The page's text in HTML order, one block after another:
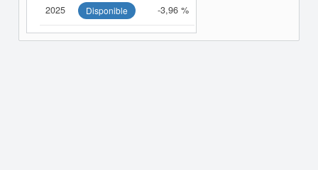
2025 Disponible -3,96 %